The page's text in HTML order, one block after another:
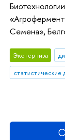
Семена»,
Экспертиза
статистические